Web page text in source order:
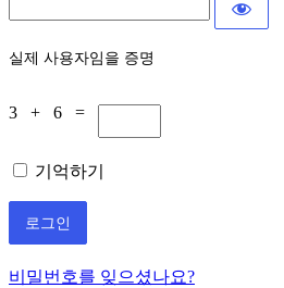
실제 사용자임을 증명
3 + 6 =
기억하기
비밀번호를 잊으셨나요?